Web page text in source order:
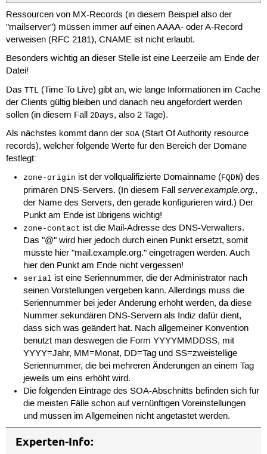
@                               IN      NS
IN      MX      10
IN      A
IN      AAAA
rechnername                     IN      A
mailserver                      IN      A
Ressourcen von MX-Records (in diesem Beispiel also der
"mailserver") müssen immer auf einen AAAA- oder A-Record
verweisen (RFC 2181), CNAME ist nicht erlaubt.
Besonders wichtig an dieser Stelle ist eine Leerzeile am Ende der
Datei!
Das TTL (Time To Live) gibt an, wie lange Informationen im Cache
der Clients gültig bleiben und danach neu angefordert werden
sollen (in diesem Fall
2Days, also 2 Tage).
Als nächstes kommt dann der SOA(Start Of Authority resource
records), welcher folgende Werte für den Bereich der Domäne
festlegt:
zone-origin ist der vollqualifizierte Domainname (FQDN) des
primären DNS-Servers. (In diesem Fallserver.example.org.,
der Name des Servers, den gerade konfigurieren wird.) Der
Punkt am Ende ist übrigens wichtig!
zone-contact ist die Mail-Adresse des DNS-Verwalters.
Das "@" wird hier jedoch durch einen Punkt ersetzt, somit
müsste hier "mail.example.org." eingetragen werden. Auch
hier den Punkt am Ende nicht vergessen!
serial ist eine Seriennummer, die der Administrator nach
seinen Vorstellungen vergeben kann. Allerdings muss die
Seriennummer bei jeder Änderung erhöht werden, da diese
Nummer sekundären DNS-Servern als Indiz dafür dient,
dass sich was geändert hat. Nach allgemeiner Konvention
benutzt man deswegen die Form YYYYMMDDSS, mit
YYYY=Jahr, MM=Monat, DD=Tag und SS=zweistellige
Seriennummer, die bei mehreren Änderungen an einem Tag
jeweils um eins erhöht wird.
Die folgenden Einträge des SOA-Abschnitts befinden sich für
die meisten Fälle schon auf vernünftigen Voreinstellungen
und müssen im Allgemeinen nicht angetastet werden.
Experten-Info: